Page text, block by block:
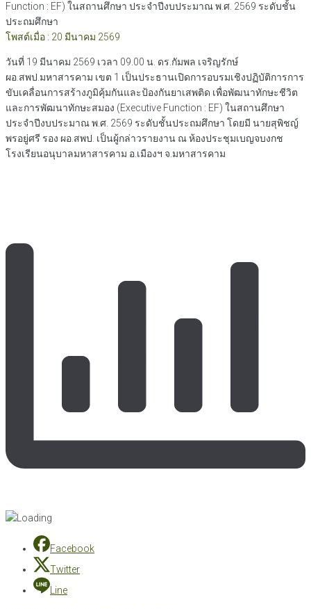
Function : EF) ในสถานศึกษา ประจำปีงบประมาณ พ.ศ. 2569 ระดับชั้น
ประถมศึกษา
โพสต์เมื่อ : 20 มีนาคม 2569
วันที่ 19 มีนาคม 2569 เวลา 09.00 น. ดร.กัมพล เจริญรักษ์
ผอ.สพป.มหาสารคาม เขต 1 เป็นประธานเปิดการอบรมเชิงปฏิบัติการการ
ขับเคลื่อนการสร้างภูมิคุ้มกันและป้องกันยาเสพติด เพื่อพัฒนาทักษะชีวิต
และการพัฒนาทักษะสมอง (Executive Function : EF) ในสถานศึกษา
ประจำปีงบประมาณ พ.ศ. 2569 ระดับชั้นประถมศึกษา โดยมี นายสุพิชญ์
พรอยู่ศรี รอง ผอ.สพป. เป็นผู้กล่าวรายงาน ณ ห้องประชุมเบญจบงกช
โรงเรียนอนุบาลมหาสารคาม อ.เมืองฯ จ.มหาสารคาม
Facebook
Twitter
Line